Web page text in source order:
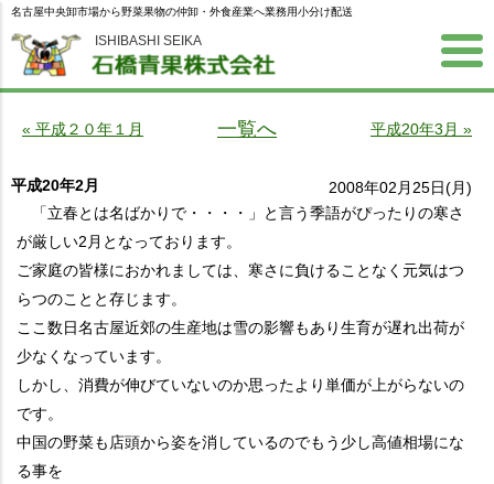
ISHIBASHI SEIKA
名古屋中央卸市場から野菜果物の仲卸・外食産業へ業務用小分け配送
« 平成２０年１月 一覧へ 平成20年3月 »
平成20年2月
2008年02月25日(月)
「立春とは名ばかりで・・・・」と言う季語がぴったりの寒さ
が厳しい2月となっております。
ご家庭の皆様におかれましては、寒さに負けることなく元気はつ
らつのことと存じます。
ここ数日名古屋近郊の生産地は雪の影響もあり生育が遅れ出荷が
少なくなっています。
しかし、消費が伸びていないのか思ったより単価が上がらないの
です。
中国の野菜も店頭から姿を消しているのでもう少し高値相場にな
る事を